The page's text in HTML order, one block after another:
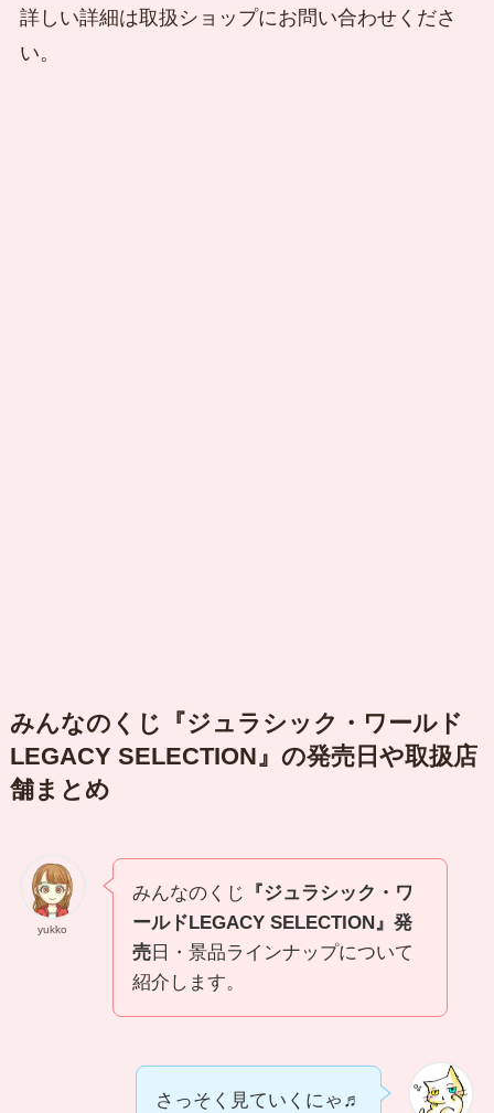
詳しい詳細は取扱ショップにお問い合わせくださ
い。
みんなのくじ『ジュラシック・ワールド
LEGACY SELECTION』の発売日や取扱店
舗まとめ
yukko
みんなのくじ
『ジュラシック・ワ
ールドLEGACY SELECTION』 発
売日・景品ラインナップについて
紹介します。
さっそく見ていくにゃ♬